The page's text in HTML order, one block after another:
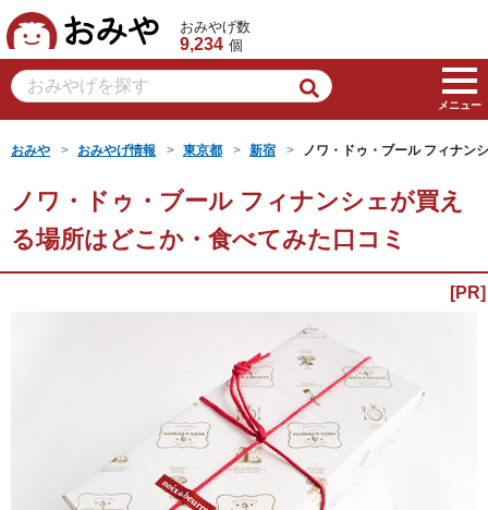
おみや
おみやげ数
9,234 個
メニュー
おみや おみやげ情報 東京都 新宿 ノワ・ドゥ・ブール フィナン
ノワ・ドゥ・ブール フィナンシェが買え
る場所はどこか・食べてみた口コミ